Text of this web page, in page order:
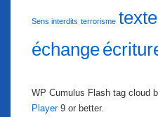
Sens interdits terrorisme texte
échange
WP Cumulus Flash tag cloud
Player9 or better.